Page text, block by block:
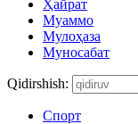
Ҳайрат
Муаммо
Мулоҳаза
Муносабат
Qidirshish:
Спорт